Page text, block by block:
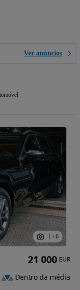
Ver anúncios
1 / 6
21 000 EUR
Dentro da média